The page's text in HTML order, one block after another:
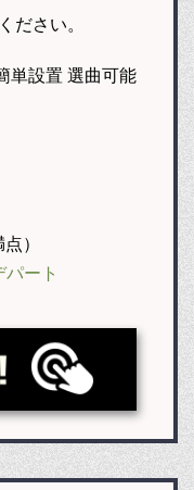
さい。
単設置 選曲可能
）
ート